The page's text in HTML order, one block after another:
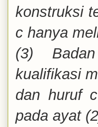
konstruksi
c hanya
(3) Badan
kualifikasi
dan huruf
pada ayat